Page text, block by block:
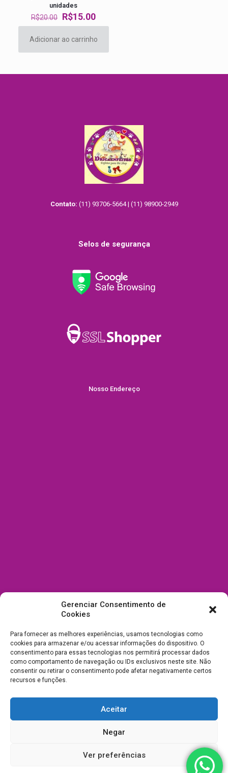
Gerenciar Consentimento de
Cookies
Para fornecer as melhores experiências, usamos tecnologias como
cookies para armazenar e/ou acessar informações do dispositivo. O
consentimento para essas tecnologias nos permitirá processar dados
como comportamento de navegação ou IDs exclusivos neste site. Não
consentir ou retirar o consentimento pode afetar negativamente certos
recursos e funções.
Aceitar
Negar
Ver preferências
unidades
R$20.00 O
preço
original
era:
R$20.00.
R$15.00O
preço
atual
é:
R$15.00.
Adicionar ao carrinho
Contato: (11) 93706-5664 | (11) 98900-2949
Selos de segurança
Nosso Endereço
03.238.240/0001-39 -Desenvolvimento e Suporte